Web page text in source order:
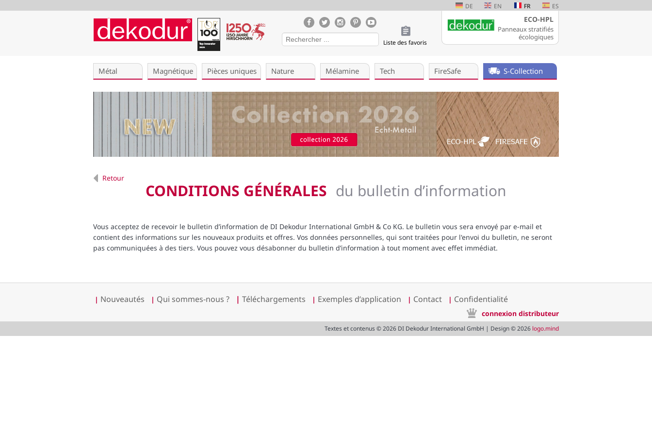
DE EN FR ES
Liste des favoris
ECO-HPL
Panneaux stratifiés
écologiques
Métal Magnétique Pièces uniques Nature Mélamine Tech FireSafe S-Collection
CONDITIONS GÉNÉRALES du bulletin d’information
Retour
Vous acceptez de recevoir le bulletin d’information de DI Dekodur International GmbH & Co KG. Le bulletin vous sera envoyé par e-mail et
contient des informations sur les nouveaux produits et offres. Vos données personnelles, qui sont traitées pour l'envoi du bulletin, ne seront
pas communiquées à des tiers. Vous pouvez vous désabonner du bulletin d’information à tout moment avec effet immédiat.
| Nouveautés | Qui sommes-nous ? | Téléchargements | Exemples d’application | Contact | Confidentialité
connexion distributeur
Textes et contenus © 2026 DI Dekodur International GmbH | Design © 2026 logo.mind